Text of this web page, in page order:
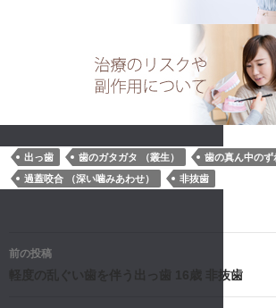
出っ歯 歯のガタガタ （叢生）
歯の真ん中のず
過蓋咬合 （深い噛みあわせ）
非抜歯
投
稿
前の投稿
軽度の乱ぐい歯を伴う出っ歯 16歳 非抜歯